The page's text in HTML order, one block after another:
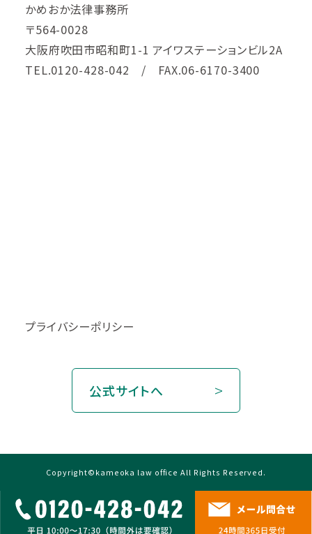
かめおか法律事務所
〒564-0028
大阪府吹田市昭和町1-1 アイワステーションビル2A
TEL.0120-428-042 / FAX.06-6170-3400
公式サイトへ
プライバシーポリシー
Copyright©kameoka law office All Rights Reserved.